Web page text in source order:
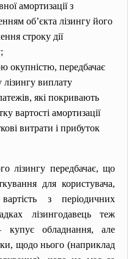
амортизації з
об’єкта лізингу його
строку дії
окупністю, передбачає
лізингу виплату
які покривають
вартості амортизації
витрати і прибуток
лізингу передбачає, що
для користувача,
з періодичних
лізингодавець теж
купує обладнання, але
щодо нього (наприклад